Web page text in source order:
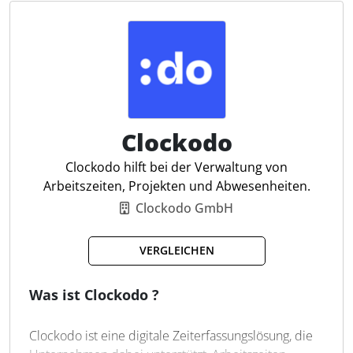
breites Spektrum an Schnittstellen ermöglicht die
ERP-Lösungen. Für Steuerfachleute bietet ZMI eine
effiziente Verwaltung von Zeiterfassungsdaten und
Flexible Zeiterfassung
Urlaubs- und Schichtplaner
Korrekturassistent
Personaleinsatzplanung
Projektzeiterfassung
Zugriffskontrolle per Rollen
Echtzeit-Datenanalysen
Clockodo
Clockodo hilft bei der Verwaltung von
Arbeitszeiten, Projekten und Abwesenheiten.
Clockodo GmbH
VERGLEICHEN
Was ist Clockodo ?
Clockodo ist eine digitale Zeiterfassungslösung, die